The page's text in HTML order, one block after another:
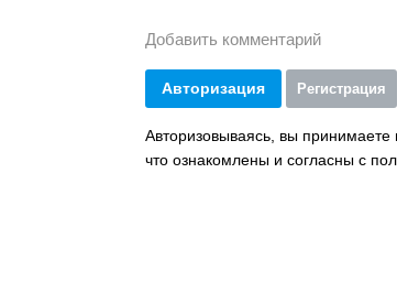
Добавить комментарий
Авторизация Регистрация
Авторизовываясь, вы принимаете
что ознакомлены и согласны с